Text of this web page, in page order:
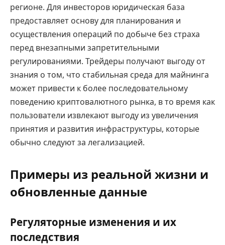
регионе. Для инвесторов юридическая база
предоставляет основу для планирования и
осуществления операций по добыче без страха
перед внезапными запретительными
регулированиями. Трейдеры получают выгоду от
знания о том, что стабильная среда для майнинга
может привести к более последовательному
поведению криптовалютного рынка, в то время как
пользователи извлекают выгоду из увеличения
принятия и развития инфраструктуры, которые
обычно следуют за легализацией.
Примеры из реальной жизни и
обновленные данные
Регуляторные изменения и их
последствия